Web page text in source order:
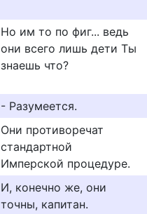
Но им то по фиг... ведь
они всего лишь дети Ты
знаешь что?
- Разумеется.
Они противоречат
стандартной
Имперской процедуре.
И, конечно же, они
точны, капитан.